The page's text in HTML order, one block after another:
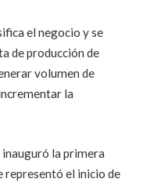
el negocio y se
de producción de
volumen de
la
inauguró la primera
representó el inicio de